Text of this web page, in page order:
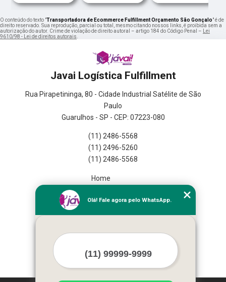
O conteúdo do texto "Transportadora de Ecommerce Fulfillment Orçamento São Gonçalo" é de
direito reservado. Sua reprodução, parcial ou total, mesmo citando nossos links, é proibida sem a
autorização do autor. Crime de violação de direito autoral – artigo 184 do Código Penal – Lei
9610/98 - Lei de direitos autorais.
Javai Logística Fulfillment
Rua Pirapetininga, 80 - Cidade Industrial Satélite de São
Paulo
Guarulhos - SP - CEP: 07223-080
(11) 2486-5568
(11) 2496-5260
(11) 2486-5568
Home
Missão
Serviços
Olá! Fale agora pelo WhatsApp.